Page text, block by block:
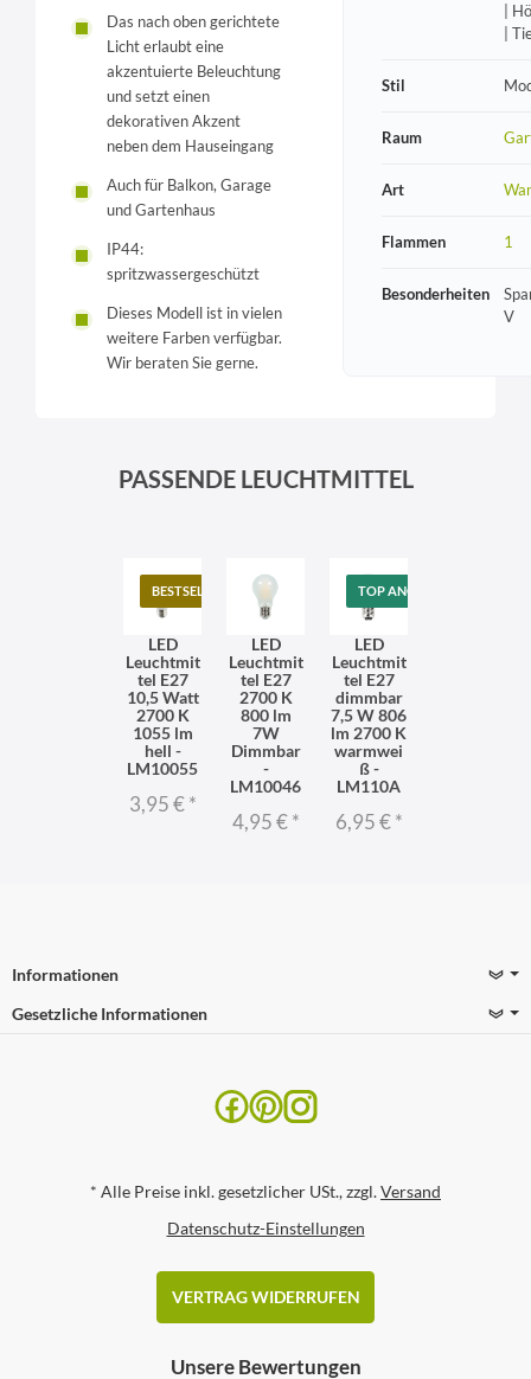
Das nach oben gerichtete
Licht erlaubt eine
akzentuierte Beleuchtung
und setzt einen
dekorativen Akzent
neben dem Hauseingang
Auch für Balkon, Garage
und Gartenhaus
IP44:
spritzwassergeschützt
Dieses Modell ist in vielen
weitere Farben verfügbar.
Wir beraten Sie gerne.
|
|
Stil
Raum
Art
Flammen 1
Besonderheiten
V
PASSENDE LEUCHTMITTEL
BESTSELLER
LED
Leuchtmit
tel E27
10,5 Watt
2700 K
1055 lm
hell -
LM10055
3,95 €*
LED
Leuchtmit
tel E27
2700 K
800 lm
7W
Dimmbar
-
LM10046
4,95 €*
TOP ANGEBOT
LED
Leuchtmit
tel E27
dimmbar
7,5 W 806
lm 2700 K
warmwei
ß -
LM110A
6,95 €*
Informationen
Gesetzliche Informationen
* Alle Preise inkl. gesetzlicher USt., zzgl.Versand
Datenschutz-Einstellungen
VERTRAG WIDERRUFEN
Unsere Bewertungen